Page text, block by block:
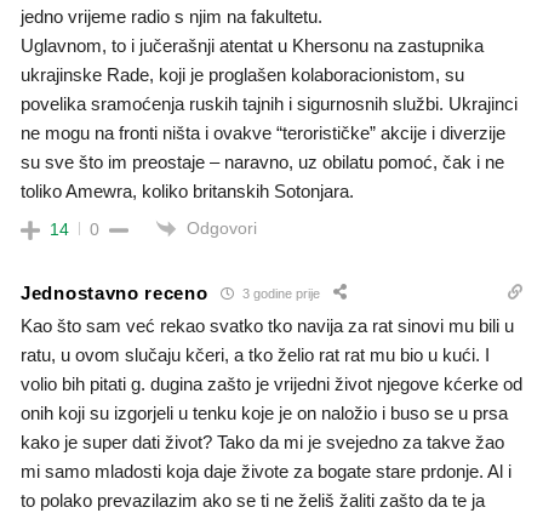
jedno vrijeme radio s njim na fakultetu.
Uglavnom, to i jučerašnji atentat u Khersonu na zastupnika
ukrajinske Rade, koji je proglašen kolaboracionistom, su
povelika sramoćenja ruskih tajnih i sigurnosnih službi. Ukrajinci
ne mogu na fronti ništa i ovakve “terorističke” akcije i diverzije
su sve što im preostaje – naravno, uz obilatu pomoć, čak i ne
toliko Amewra, koliko britanskih Sotonjara.
14 0 Odgovori
Jednostavno receno 3 godine prije
Kao što sam već rekao svatko tko navija za rat sinovi mu bili u
ratu, u ovom slučaju kčeri, a tko želio rat rat mu bio u kući. I
volio bih pitati g. dugina zašto je vrijedni život njegove kćerke od
onih koji su izgorjeli u tenku koje je on naložio i buso se u prsa
kako je super dati život? Tako da mi je svejedno za takve žao
mi samo mladosti koja daje živote za bogate stare prdonje. Al i
to polako prevazilazim ako se ti ne želiš žaliti zašto da te ja